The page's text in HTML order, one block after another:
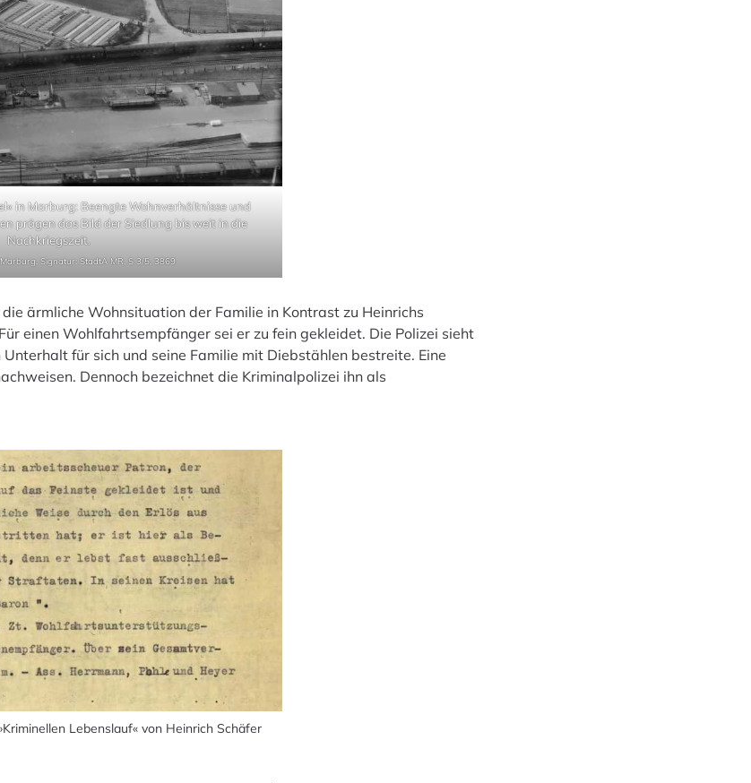
in Marburg: Beengte Wohnverhältnisse und
prägen das Bild der Siedlung bis weit in die
Nachkriegszeit.
Signatur: StadtA MR, S 3/5, 3869
ärmliche Wohnsituation der Familie in Kontrast zu Heinrichs
einen Wohlfahrtsempfänger sei er zu fein gekleidet. Die Polizei sieht
für sich und seine Familie mit Diebstählen bestreite. Eine
Dennoch bezeichnet die Kriminalpolizei ihn als
Lebenslauf« von Heinrich Schäfer